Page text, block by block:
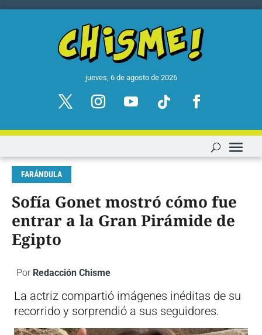
jueves, 6 de agosto de 2026
FARÁNDULA
Sofía Gonet mostró cómo fue
entrar a la Gran Pirámide de
Egipto
Por Redacción Chisme
La actriz compartió imágenes inéditas de su
recorrido y sorprendió a sus seguidores.